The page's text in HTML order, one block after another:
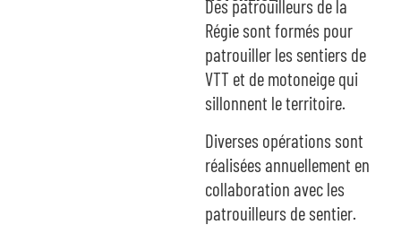
Des patrouilleurs de la
Régie sont formés pour
patrouiller les sentiers de
VTT et de motoneige qui
sillonnent le territoire.
Diverses opérations sont
réalisées annuellement en
collaboration avec les
patrouilleurs de sentier.